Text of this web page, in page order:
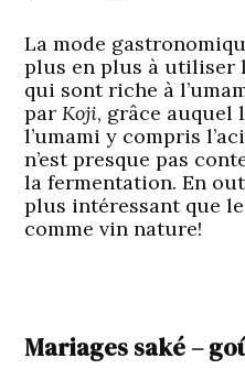
La mode
plus en plus à utiliser
qui sont riche à
parKoji, grâce auquel
l’umami y compris
n’est presque pas
la fermentation. En
plus intéressant que le
comme vin nature!
Mariages saké –